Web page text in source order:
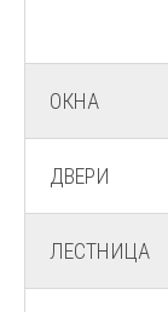
ОКНА
ДВЕРИ
ЛЕСТНИЦА